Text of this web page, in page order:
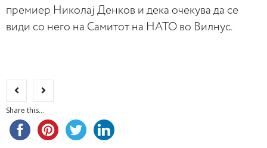
премиер Николај Денков и дека очекува да се
види со него на Самитот на НАТО во Вилнус.
Share this...